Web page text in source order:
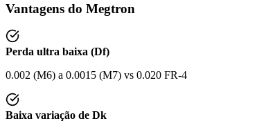
Vantagens do Megtron
Perda ultra baixa (Df)
0.002 (M6) a 0.0015 (M7) vs 0.020 FR-4
Baixa variação de Dk